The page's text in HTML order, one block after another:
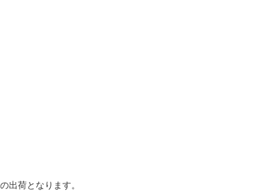
荷となります。